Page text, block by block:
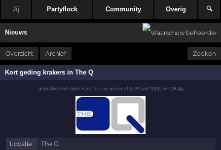
Jij Partyflock Community Overig 🔍
Nieuws
Overzicht Archief Zoeken
Kort geding krakers in The Q
gepubliceerd door Fairytale op woensdag 20 juli 2005 om 08:49
Locatie The Q